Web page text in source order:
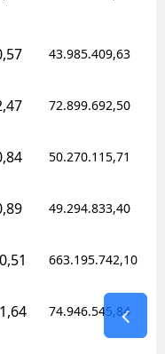
43.985.409,63
72.899.692,50
50.270.115,71
49.294.833,40
663.195.742,10
74.946.545,84